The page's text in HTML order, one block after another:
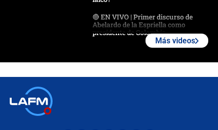
🔴 EN VIVO | Primer discurso de
Abelardo de la Espriella como
presidente de Colombia
Más videos